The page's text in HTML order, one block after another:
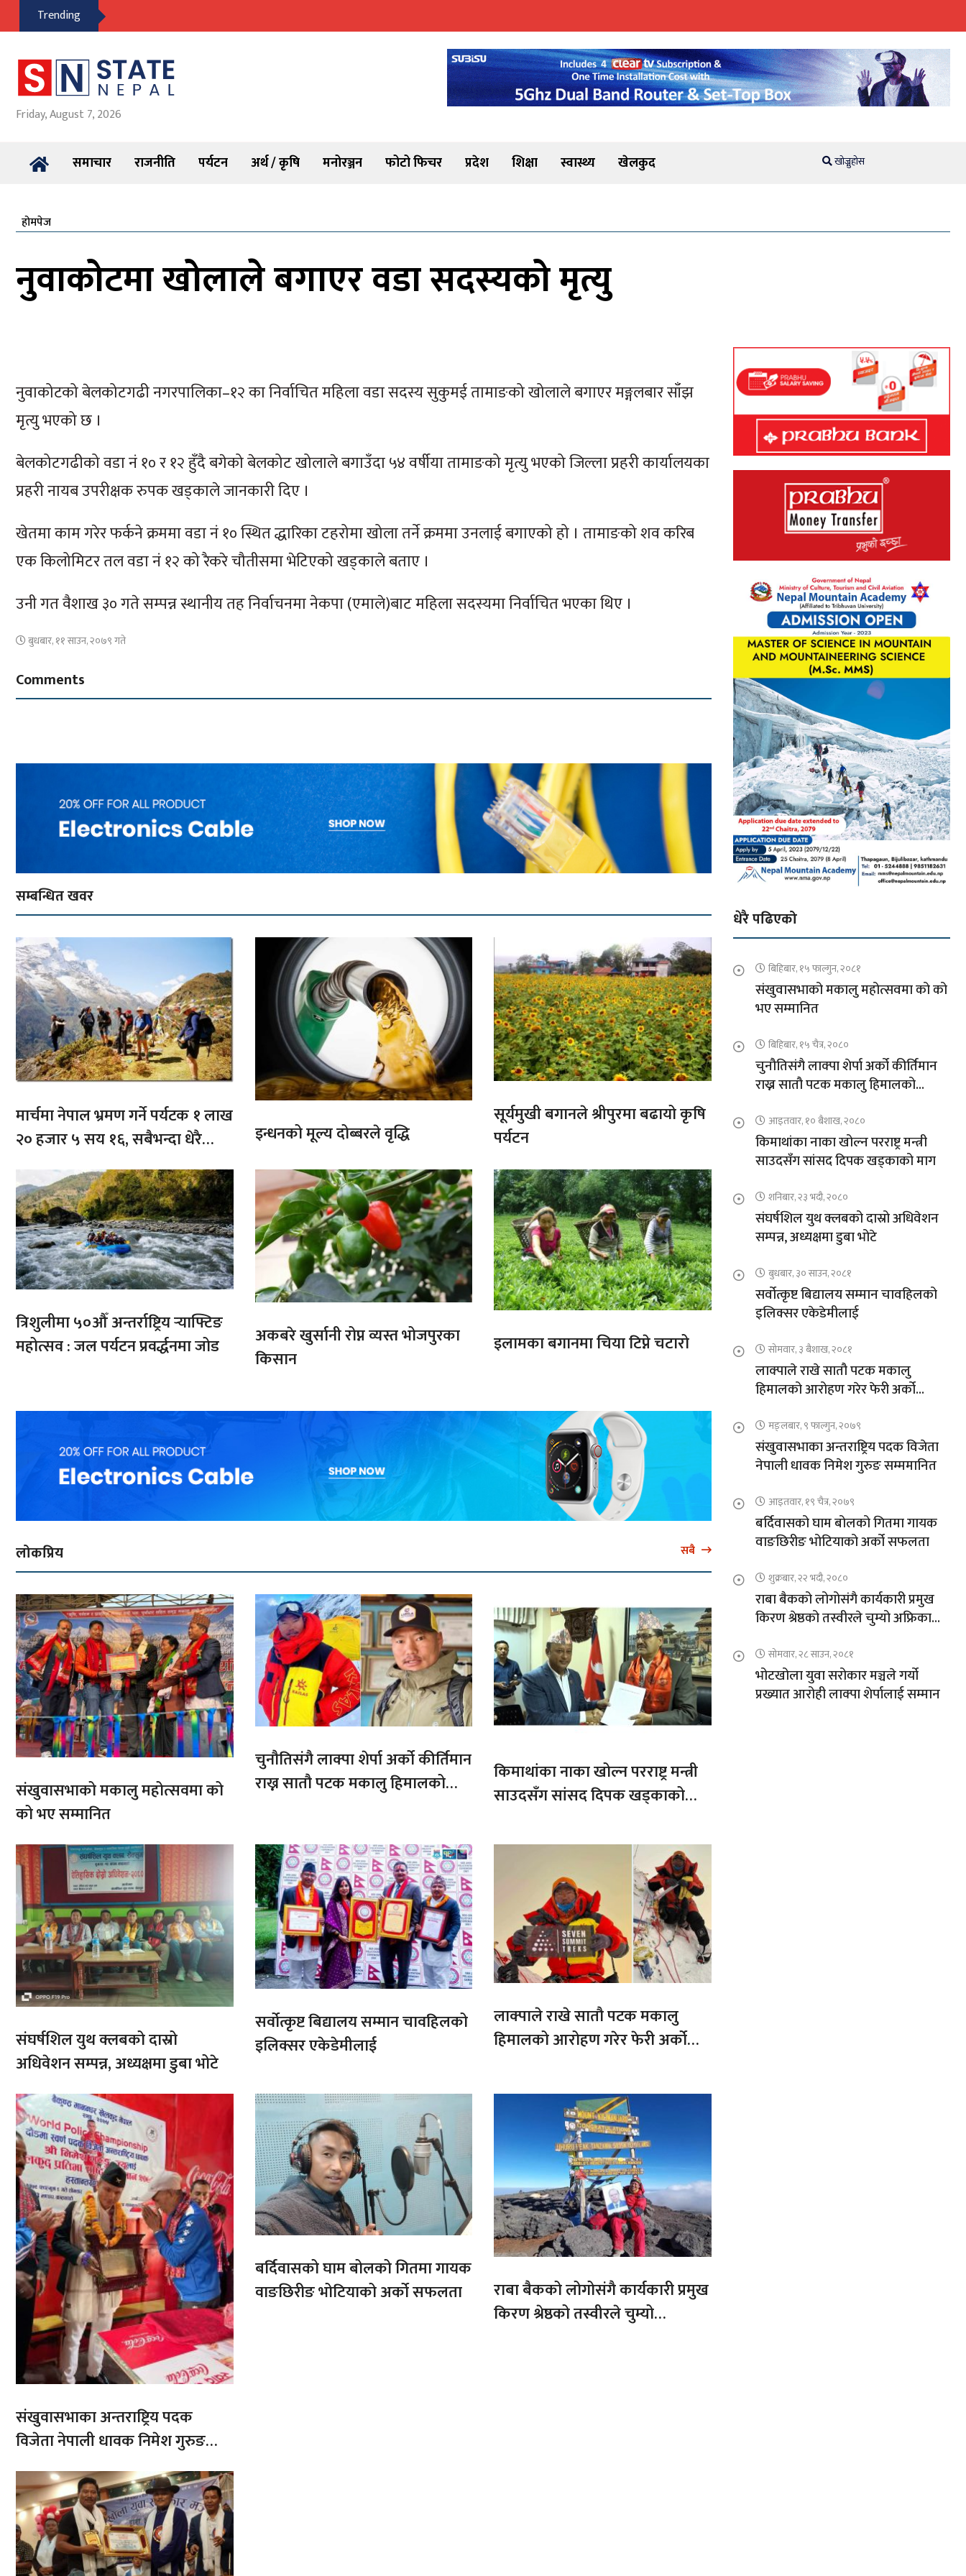
Trending
Friday, August 7, 2026
समाचार राजनीति पर्यटन अर्थ / कृषि मनोरञ्जन फोटो फिचर प्रदेश शिक्षा स्वास्थ्य खेलकुद खोज्नुहोस
होमपेज
नुवाकोटमा खोलाले बगाएर वडा सदस्यको मृत्यु
नुवाकोटको बेलकोटगढी नगरपालिका–१२ का निर्वाचित महिला वडा सदस्य सुकुमई तामाङको खोलाले बगाएर मङ्गलबार साँझ
मृत्यु भएको छ ।
बेलकोटगढीको वडा नं १० र १२ हुँदै बगेको बेलकोट खोलाले बगाउँदा ५४ वर्षीया तामाङको मृत्यु भएको जिल्ला प्रहरी कार्यालयका
प्रहरी नायब उपरीक्षक रुपक खड्काले जानकारी दिए ।
खेतमा काम गरेर फर्कने क्रममा वडा नं १० स्थित द्धारिका टहरोमा खोला तर्ने क्रममा उनलाई बगाएको हो । तामाङको शव करिब
एक किलोमिटर तल वडा नं १२ को रैकरे चौतीसमा भेटिएको खड्काले बताए ।
उनी गत वैशाख ३० गते सम्पन्न स्थानीय तह निर्वाचनमा नेकपा (एमाले)बाट महिला सदस्यमा निर्वाचित भएका थिए ।
बुधबार, ११ साउन, २०७९ गते
Comments
सम्बन्धित खवर
मार्चमा नेपाल भ्रमण गर्ने पर्यटक १ लाख
२० हजार ५ सय १६, सबैभन्दा धेरै
भारतबाट
इन्धनको मूल्य दोब्बरले वृद्धि
सूर्यमुखी बगानले श्रीपुरमा बढायो कृषि
पर्यटन
त्रिशुलीमा ५०औँ अन्तर्राष्ट्रिय र्‍याफ्टिङ
महोत्सव : जल पर्यटन प्रवर्द्धनमा जोड
अकबरे खुर्सानी रोप्न व्यस्त भोजपुरका
किसान
इलामका बगानमा चिया टिप्ने चटारो
लोकप्रिय सबै
संखुवासभाको मकालु महोत्सवमा को
को भए सम्मानित
चुनौतिसंगै लाक्पा शेर्पा अर्को कीर्तिमान
राख्न सातौ पटक मकालु हिमालको
किमाथांका नाका खोल्न परराष्ट्र मन्त्री
साउदसँग सांसद दिपक खड्काको
संघर्षशिल युथ क्लबको दास्रो
अधिवेशन सम्पन्न, अध्यक्षमा डुबा भोटे
सर्वोत्कृष्ट बिद्यालय सम्मान चावहिलको
इलिक्सर एकेडेमीलाई
लाक्पाले राखे सातौ पटक मकालु
हिमालको आरोहण गरेर फेरी अर्को
संखुवासभाका अन्तराष्ट्रिय पदक
विजेता नेपाली धावक निमेश गुरुङ
सम्ममानित
बर्दिवासको घाम बोलको गितमा गायक
वाङछिरीङ भोटियाको अर्को सफलता
राबा बैकको लोगोसंगै कार्यकारी प्रमुख
किरण श्रेष्ठको तस्वीरले चुम्यो
धेरै पढिएको
बिहिबार, १५ फाल्गुन, २०८१
संखुवासभाको मकालु महोत्सवमा को को
भए सम्मानित
बिहिबार, १५ चैत्र, २०८०
चुनौतिसंगै लाक्पा शेर्पा अर्को कीर्तिमान
राख्न सातौ पटक मकालु हिमालको
आइतवार, १० बैशाख, २०८०
किमाथांका नाका खोल्न परराष्ट्र मन्त्री
साउदसँग सांसद दिपक खड्काको माग
शनिबार, २३ भदौ, २०८०
संघर्षशिल युथ क्लबको दास्रो अधिवेशन
सम्पन्न, अध्यक्षमा डुबा भोटे
बुधबार, ३० साउन, २०८१
सर्वोत्कृष्ट बिद्यालय सम्मान चावहिलको
इलिक्सर एकेडेमीलाई
सोमवार, ३ बैशाख, २०८१
लाक्पाले राखे सातौ पटक मकालु
हिमालको आरोहण गरेर फेरी अर्को
मङ्लबार, ९ फाल्गुन, २०७९
संखुवासभाका अन्तराष्ट्रिय पदक विजेता
नेपाली धावक निमेश गुरुङ सम्ममानित
आइतवार, १९ चैत्र, २०७९
बर्दिवासको घाम बोलको गितमा गायक
वाङछिरीङ भोटियाको अर्को सफलता
शुक्रबार, २२ भदौ, २०८०
राबा बैकको लोगोसंगै कार्यकारी प्रमुख
किरण श्रेष्ठको तस्वीरले चुम्यो अफ्रिकाको
सोमवार, २८ साउन, २०८१
भोटखोला युवा सरोकार मञ्चले गर्यो
प्रख्यात आरोही लाक्पा शेर्पालाई सम्मान